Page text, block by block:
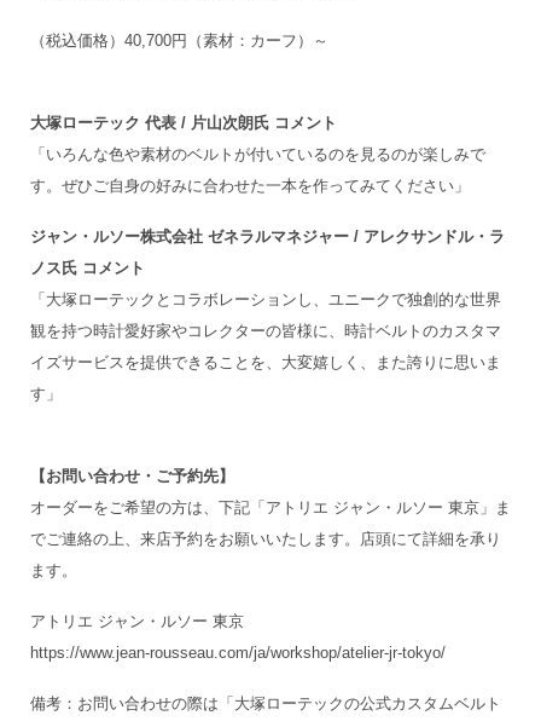
（税込価格）40,700円（素材：カーフ）～
大塚ローテック 代表 / 片山次朗氏 コメント
「いろんな色や素材のベルトが付いているのを見るのが楽しみで
す。ぜひご自身の好みに合わせた一本を作ってみてください」
ジャン・ルソー株式会社 ゼネラルマネジャー / アレクサンドル・ラ
ノス氏 コメント
「大塚ローテックとコラボレーションし、ユニークで独創的な世界
観を持つ時計愛好家やコレクターの皆様に、時計ベルトのカスタマ
イズサービスを提供できることを、大変嬉しく、また誇りに思いま
す」
【お問い合わせ・ご予約先】
オーダーをご希望の方は、下記「アトリエ ジャン・ルソー 東京」ま
でご連絡の上、来店予約をお願いいたします。店頭にて詳細を承り
ます。
アトリエ ジャン・ルソー 東京
https://www.jean-rousseau.com/ja/workshop/atelier-jr-tokyo/
備考：お問い合わせの際は「大塚ローテックの公式カスタムベルト